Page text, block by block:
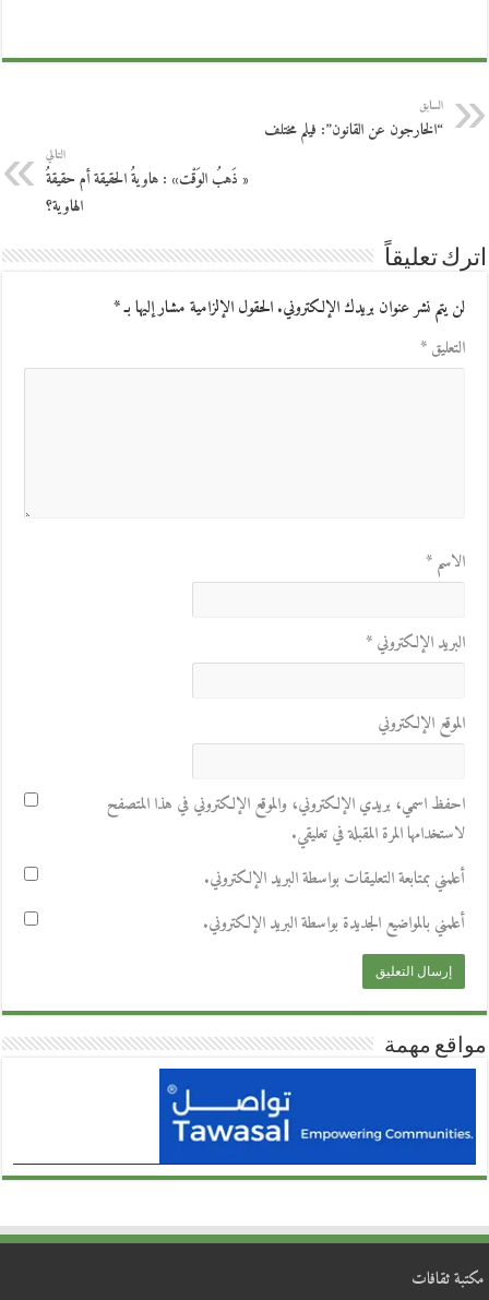
السابق
“الخارجون عن القانون”: فيلم مختلف
التالي
« ذَهبُ الوَقْت» : هاويةُ الحقيقة أم حقيقةُ
الهاوية؟
اترك تعليقاً
لن يتم نشر عنوان بريدك الإلكتروني.الحقول الإلزامية مشار إليها بـ*
التعليق*
الاسم*
البريد الإلكتروني*
الموقع الإلكتروني
احفظ اسمي، بريدي الإلكتروني، والموقع الإلكتروني في هذا المتصفح
لاستخدامها المرة المقبلة في تعليقي.
أعلمني بمتابعة التعليقات بواسطة البريد الإلكتروني.
أعلمني بالمواضيع الجديدة بواسطة البريد الإلكتروني.
مواقع مهمة
مكتبة ثقافات